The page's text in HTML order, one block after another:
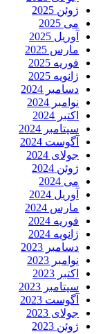
ژوئن 2025
می 2025
آوریل 2025
مارس 2025
فوریه 2025
ژانویه 2025
دسامبر 2024
نوامبر 2024
اکتبر 2024
سپتامبر 2024
آگوست 2024
جولای 2024
ژوئن 2024
می 2024
آوریل 2024
مارس 2024
فوریه 2024
ژانویه 2024
دسامبر 2023
نوامبر 2023
اکتبر 2023
سپتامبر 2023
آگوست 2023
جولای 2023
ژوئن 2023